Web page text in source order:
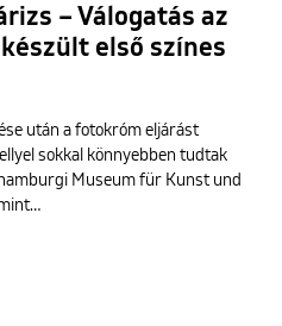
– Válogatás az
első színes
után a fotokróm eljárást
sokkal könnyebben tudtak
Museum für Kunst und